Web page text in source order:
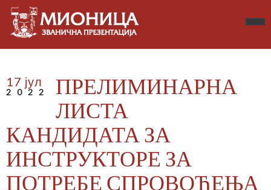
17 јул
2022
ПРЕЛИМИНАРНА
ЛИСТА
КАНДИДАТА ЗА
ИНСТРУКТОРЕ ЗА
ПОТРЕБЕ СПРОВОЂЕЊА